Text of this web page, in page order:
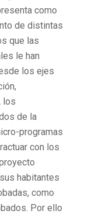
como
de distintas
que las
le han
los ejes
los
de la
programas
con los
habitantes
como
Por ello